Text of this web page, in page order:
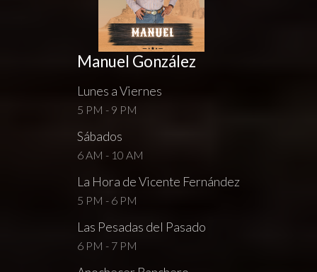
Manuel González
Lunes a Viernes
5 PM - 9 PM
Sábados
6 AM - 10 AM
La Hora de Vicente Fernández
5 PM - 6 PM
Las Pesadas del Pasado
6 PM - 7 PM